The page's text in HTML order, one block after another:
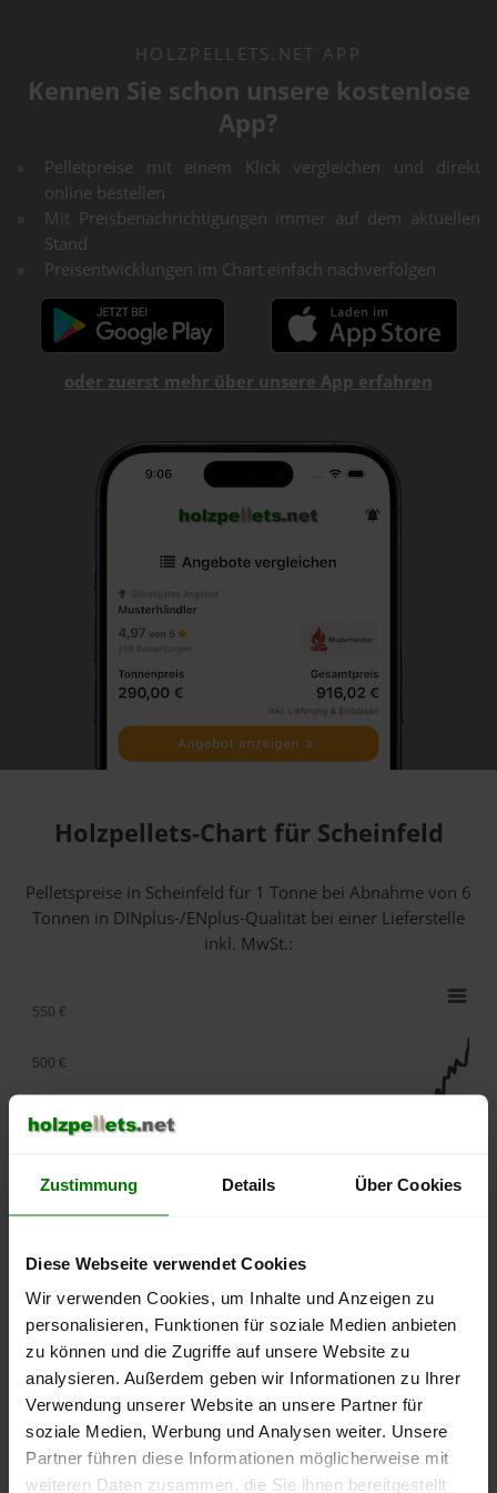
Zustimmung Details Über Cookies
Diese Webseite verwendet Cookies
Wir verwenden Cookies, um Inhalte und Anzeigen zu
personalisieren, Funktionen für soziale Medien anbieten
zu können und die Zugriffe auf unsere Website zu
analysieren. Außerdem geben wir Informationen zu Ihrer
Verwendung unserer Website an unsere Partner für
soziale Medien, Werbung und Analysen weiter. Unsere
Partner führen diese Informationen möglicherweise mit
weiteren Daten zusammen, die Sie ihnen bereitgestellt
HOLZPELLETS.NET APP
Kennen Sie schon unsere kostenlose
App?
Pelletpreise mit einem Klick vergleichen und direkt
online bestellen
Mit Preisbenachrichtigungen immer auf dem aktuellen
Stand
Preisentwicklungen im Chart einfach nachverfolgen
oder zuerst mehr über unsere App erfahren
Holzpellets-Chart für Scheinfeld
Pelletspreise in Scheinfeld für 1 Tonne bei Abnahmevon 6
Tonnen in DINplus-/ENplus-Qualität bei einer Lieferstelle
inkl. MwSt.:
lose Ware Sackware
September
2025
Januar
2026
Mai
2026
300 €
350 €
450 €
500 €
550 €
Die aktuelle Preisentwicklung für Holzpellets in Deutschland
können Sie jederzeit auf unsererPelletspreise-Seite
nachvollziehen.